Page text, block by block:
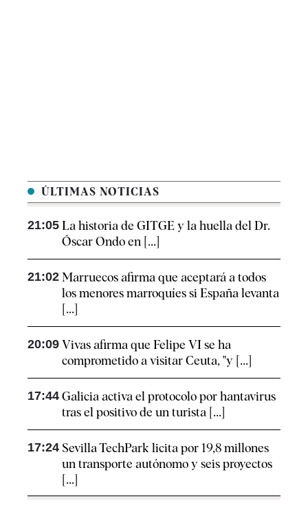
ÚLTIMAS NOTICIAS
21:05 La historia de GITGE y la huella del Dr.
Óscar Ondo en [...]
21:02 Marruecos afirma que aceptará a todos
los menores marroquíes si España levanta
[...]
20:09 Vivas afirma que Felipe VI se ha
comprometido a visitar Ceuta, "y [...]
17:44 Galicia activa el protocolo por hantavirus
tras el positivo de un turista [...]
17:24 Sevilla TechPark licita por 19,8 millones
un transporte autónomo y seis proyectos
[...]